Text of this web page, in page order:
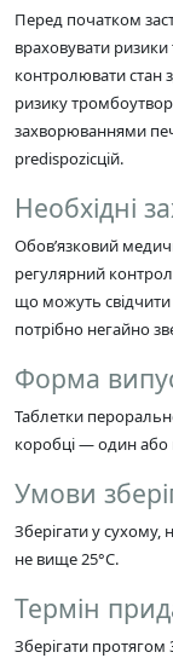
Перед початком
враховувати
контролювати стан
ризику
захворюваннями
predispozicцій.
Необхідні
Обов’язковий
регулярний
що можуть свідчити
потрібно негайно
Форма
Таблетки
коробці — один або
Умови
Зберігати у сухому,
не вище 25°C.
Термін
Зберігати протягом